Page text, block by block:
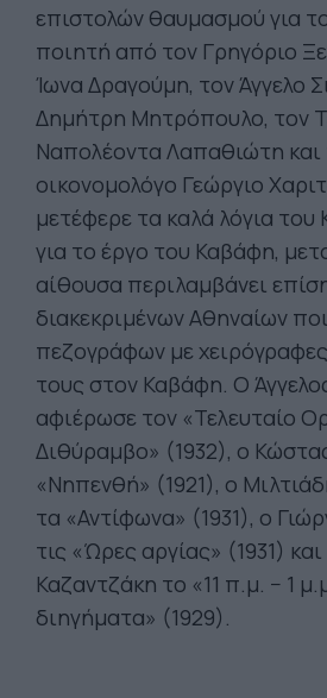
επιστολών θαυμασμού για
ποιητή από τον Γρηγόριο
Ίωνα Δραγούμη, τον Άγγελο
Δημήτρη Μητρόπουλο, τον
Ναπολέοντα Λαπαθιώτη και
οικονομολόγο Γεώργιο
μετέφερε τα καλά λόγια
για το έργο του Καβάφη,
αίθουσα περιλαμβάνει
διακεκριμένων Αθηναίων
πεζογράφων με
τους στον Καβάφη. Ο
αφιέρωσε τον «Τελευταίο
Διθύραμβο» (1932), ο
«Νηπενθή» (1921), ο
τα «Αντίφωνα» (1931), ο
τις «Ώρες αργίας» (1931)
Καζαντζάκη το «11 π.μ. − 1
διηγήματα» (1929).